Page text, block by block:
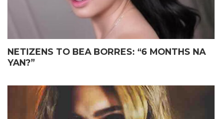
NETIZENS TO BEA BORRES: “6 MONTHS NA
YAN?”